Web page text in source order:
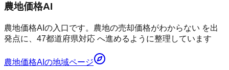
農地価格AI
農地価格AIの入口です。農地の売却価格がわからない を出
発点に、47都道府県対応 へ進めるように整理しています
農地価格AI の地域ページ